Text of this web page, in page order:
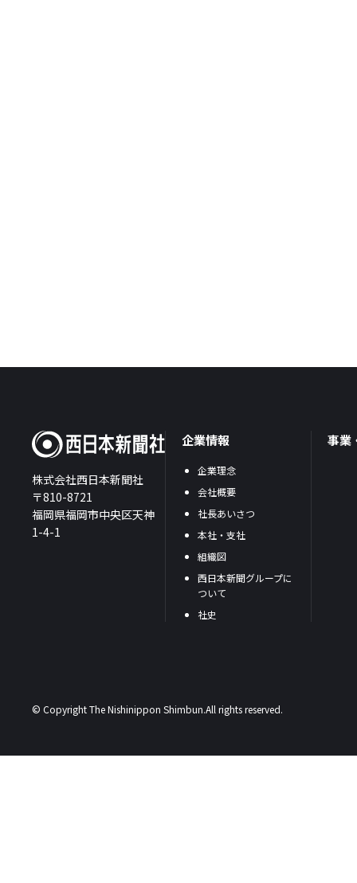
株式会社西日本新聞社
〒810-8721
福岡県福岡市中央区天神
1-4-1
企業情報
企業理念
会社概要
社長あいさつ
本社・支社
組織図
西日本新聞グループに
ついて
社史
事業
© Copyright The Nishinippon Shimbun.All rights reserved.